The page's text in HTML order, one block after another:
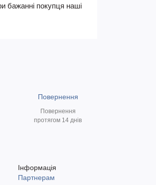
бажанні покупця наші
Повернення
Повернення
протягом 14 днів
Інформація
Партнерам